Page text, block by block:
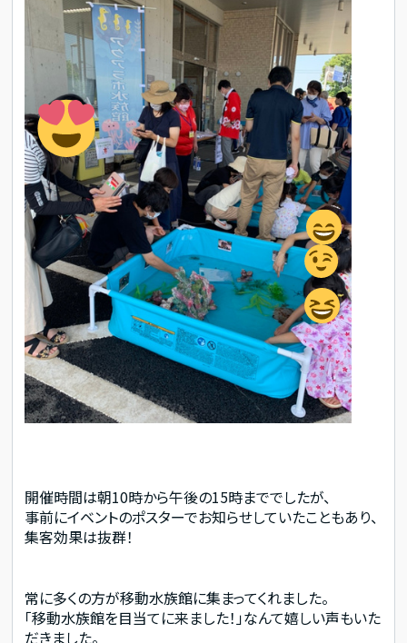
開催時間は朝10時から午後の15時まででしたが、
事前にイベントのポスターでお知らせしていたこともあり、
集客効果は抜群！
常に多くの方が移動水族館に集まってくれました。
「移動水族館を目当てに来ました！」なんて嬉しい声もいた
だきました。